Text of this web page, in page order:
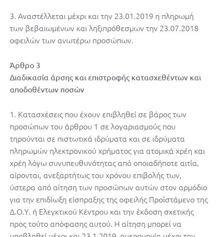
3. Αναστέλλεται μέχρι και την 23.01.2019 η πληρωμή
των βεβαιωμένων και ληξιπρόθεσμων την 23.07.2018
οφειλών των ανωτέρω προσώπων.
Άρθρο 3
Διαδικασία άρσης και επιστροφής κατασχεθέντων και
αποδοθέντων ποσών
1. Κατασχέσεις που έχουν επιβληθεί σε βάρος των
προσώπων του άρθρου 1 σε λογαριασμούς που
τηρούνται σε πιστωτικά ιδρύματα και σε ιδρύματα
πληρωμών ηλεκτρονικού χρήματος για ατομικά χρέη και
χρέη λόγω συνυπευθυνότητας από οποιαδήποτε αιτία,
αίρονται, ανεξαρτήτως του χρόνου επιβολής των,
ύστερα από αίτηση των προσώπων αυτών στον αρμόδιο
για την επιδίωξη είσπραξης της οφειλής Προϊστάμενο της
Δ.Ο.Υ. ή Ελεγκτικού Κέντρου και την έκδοση σχετικής
προς τούτο απόφασης αυτού. Η αίτηση μπορεί να